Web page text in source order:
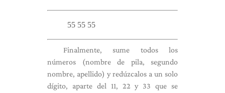
55 55 55
Finalmente, sume todos los
números (nombre de pila, segundo
nombre, apellido) y redúzcalos a un solo
dígito, aparte del 11, 22 y 33 que se